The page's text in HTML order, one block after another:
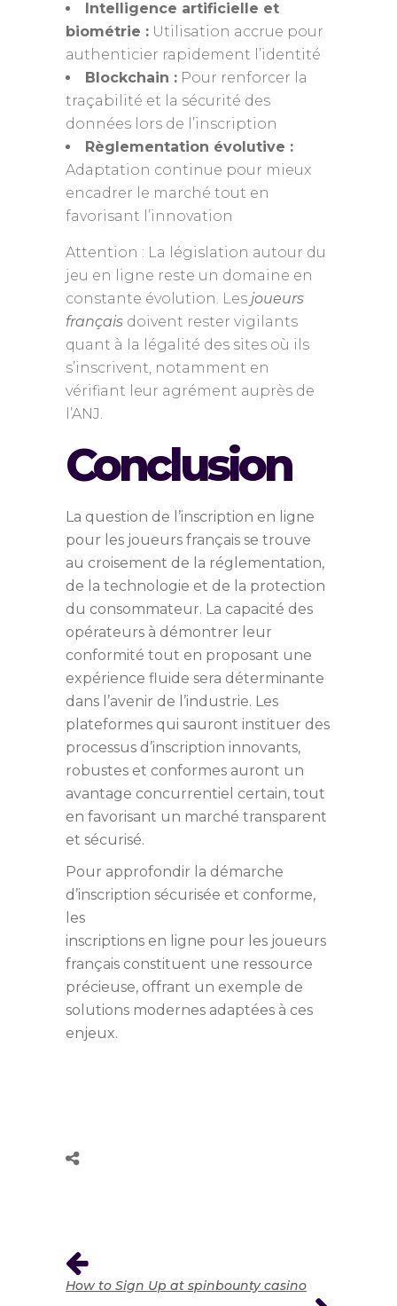
Intelligence artificielle et
biométrie : Utilisation accrue pour
authenticier rapidement l’identité
Blockchain : Pour renforcer la
traçabilité et la sécurité des
données lors de l’inscription
Règlementation évolutive :
Adaptation continue pour mieux
encadrer le marché tout en
favorisant l’innovation
Attention : La législation autour du
jeu en ligne reste un domaine en
constante évolution. Les joueurs
français doivent rester vigilants
quant à la légalité des sites où ils
s’inscrivent, notamment en
vérifiant leur agrément auprès de
l’ANJ.
Conclusion
La question de l’inscription en ligne
pour les joueurs français se trouve
au croisement de la réglementation,
de la technologie et de la protection
du consommateur. La capacité des
opérateurs à démontrer leur
conformité tout en proposant une
expérience fluide sera déterminante
dans l’avenir de l’industrie. Les
plateformes qui sauront instituer des
processus d’inscription innovants,
robustes et conformes auront un
avantage concurrentiel certain, tout
en favorisant un marché transparent
et sécurisé.
Pour approfondir la démarche
d’inscription sécurisée et conforme,
les
inscriptions en ligne pour les joueurs
français constituent une ressource
précieuse, offrant un exemple de
solutions modernes adaptées à ces
enjeux.
How to Sign Up at spinbounty casino